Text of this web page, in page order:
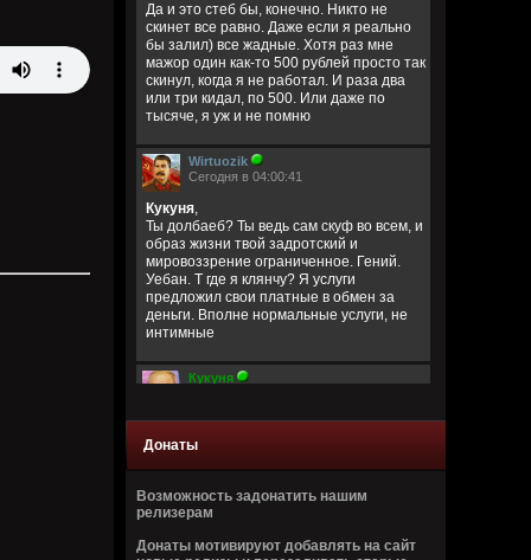
Да и это стеб бы, конечно. Никто не
скинет все равно. Даже если я реально
бы залил) все жадные. Хотя раз мне
мажор один как-то 500 рублей просто так
скинул, когда я не работал. И раза два
или три кидал, по 500. Или даже по
тысяче, я уж и не помню
Wirtuozik
Сегодня в 04:00:41
Кукуня,
Ты долбаеб? Ты ведь сам скуф во всем, и
образ жизни твой задротский и
мировоззрение ограниченное. Гений.
Уебан. Т где я клянчу? Я услуги
предложил свои платные в обмен за
деньги. Вполне нормальные услуги, не
интимные
Кукуня
Эта жирная скуфомразосвинья
продолжает деньги клянчить, пиздец
Wirtuozik
Донаты
Возможность задонатить нашим
релизерам
Донаты мотивируют добавлять на сайт